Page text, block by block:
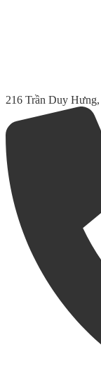
216 Trần Duy